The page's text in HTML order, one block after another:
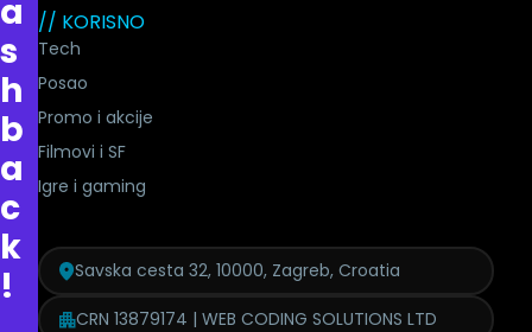
a
s
h
b
a
c
k
!
// KORISNO
Tech
Posao
Promo i akcije
Filmovi i SF
Igre i gaming
Savska cesta 32, 10000, Zagreb, Croatia
CRN 13879174 | WEB CODING SOLUTIONS LTD